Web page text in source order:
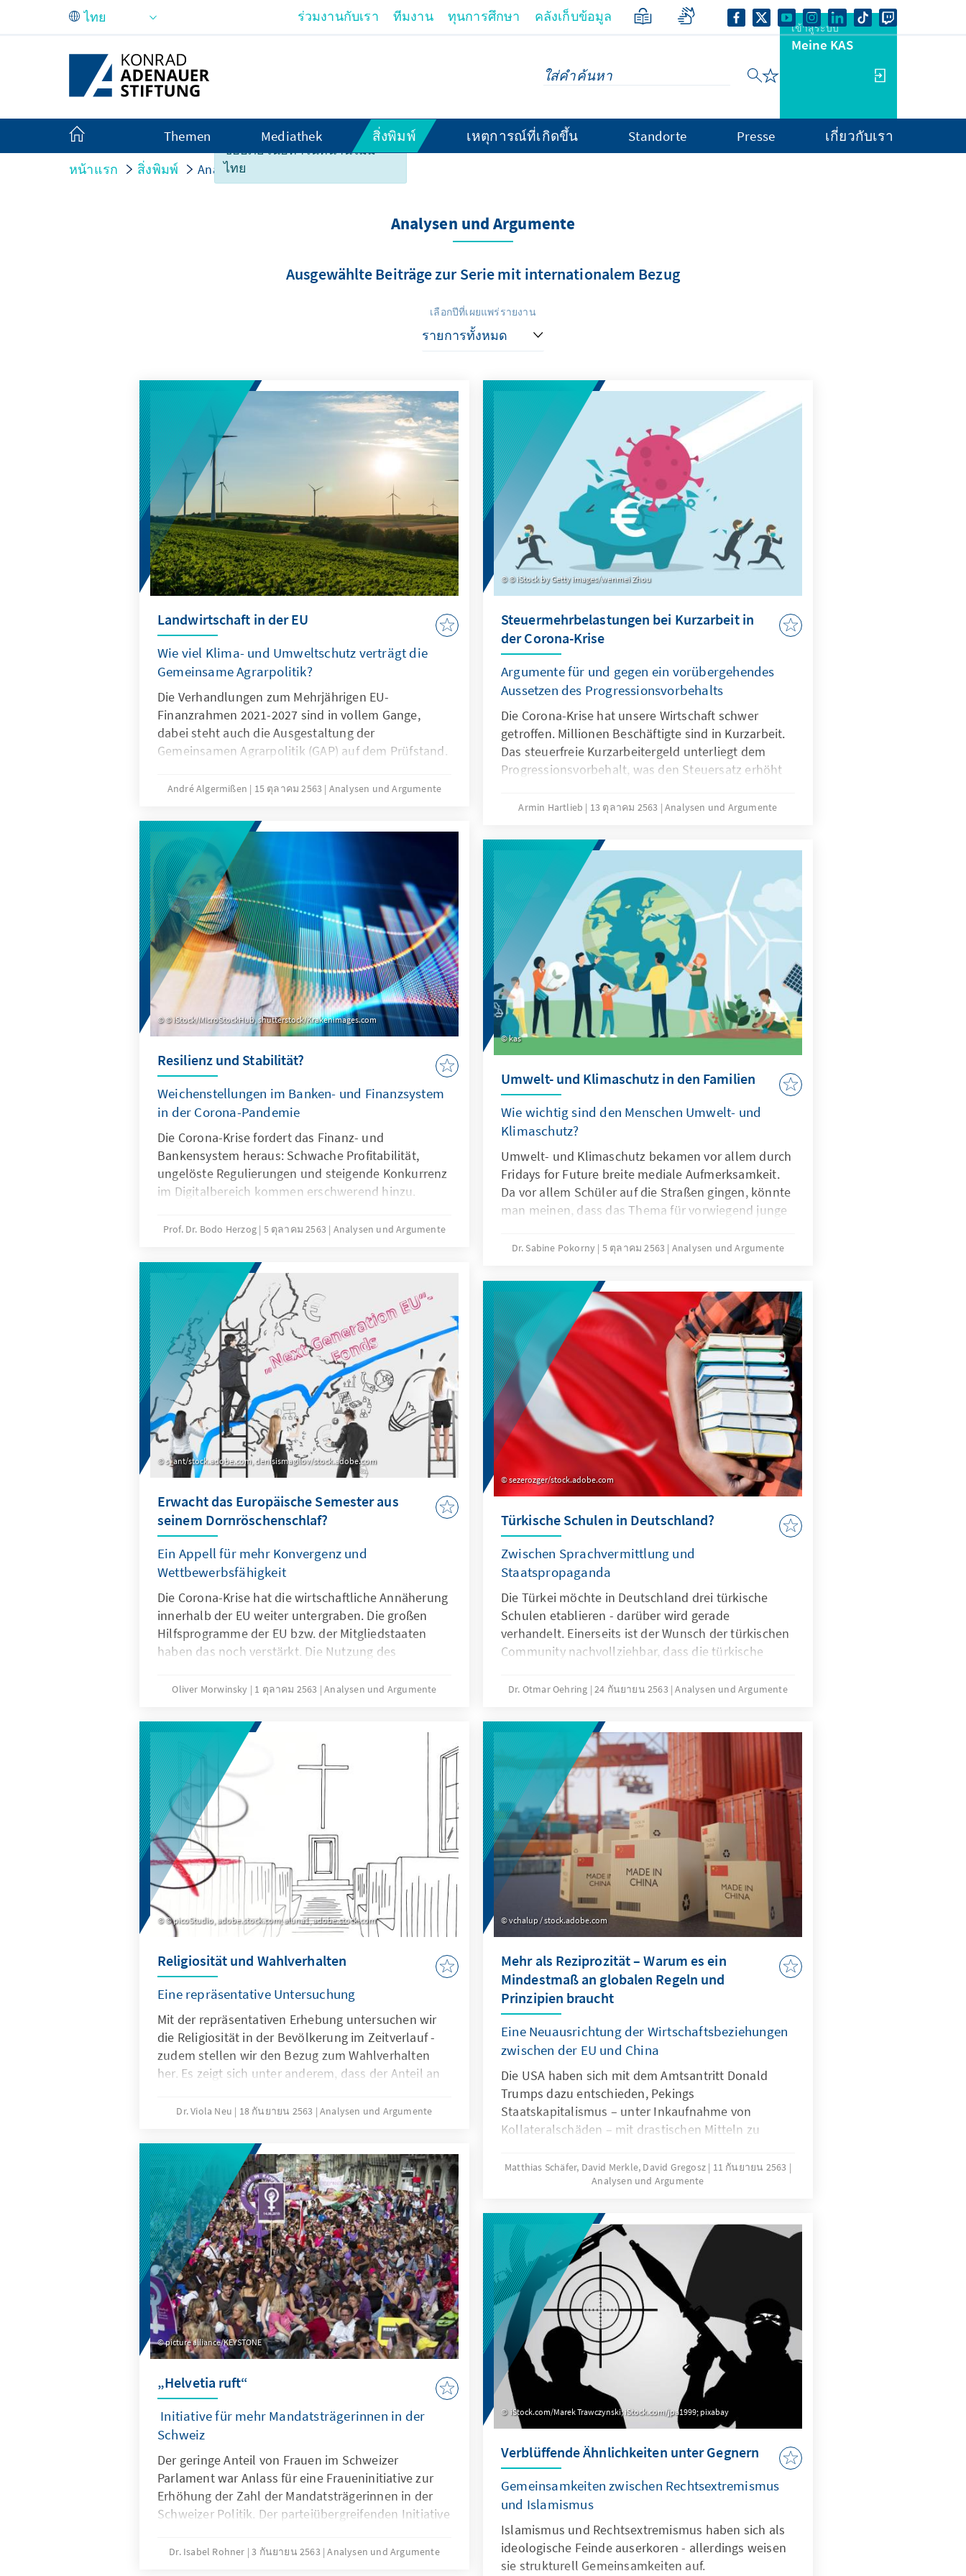
Skip to Main Content
ขออภัย เนื้อหาในหน้านี้ไม่มี
ไทย
ร่วมงานกับเรา ทีมงาน ทุนการศึกษา คลังเก็บข้อมูล
เข้าสู่ระบบ
Meine KAS
Themen Mediathek สิ่งพิมพ์ เหตุการณ์ที่เกิดขึ้น Standorte Presse เกี่ยวกับเรา
หน้าแรก สิ่งพิมพ์ Analysen und Argumente
Analysen und Argumente
Ausgewählte Beiträge zur Serie mit internationalem Bezug
เลือกปีที่เผยแพร่รายงาน
Landwirtschaft in der EU
Wie viel Klima- und Umweltschutz verträgt die
Gemeinsame Agrarpolitik?
Die Verhandlungen zum Mehrjährigen EU-
Finanzrahmen 2021-2027 sind in vollem Gange,
dabei steht auch die Ausgestaltung der
Gemeinsamen Agrarpolitik (GAP) auf dem Prüfstand.
Budgets ist eine Einigung in den nächsten Wochen
reformierten GAP nicht wie geplant 2021, sondern
voraussichtlich erst 2023 erfolgen. Unser Analysen &
Argumente geht auf die Konfliktlinien ein.
André Algermißen 15 ตุลาคม 2563 Analysen und Argumente
© iStock by Getty images/wenmei Zhou
Steuermehrbelastungen bei Kurzarbeit in
der Corona-Krise
Argumente für und gegen ein vorübergehendes
Aussetzen des Progressionsvorbehalts
Die Corona-Krise hat unsere Wirtschaft schwer
getroffen. Millionen Beschäftigte sind in Kurzarbeit.
Das steuerfreie Kurzarbeitergeld unterliegt dem
Progressionsvorbehalt, was den Steuersatz erhöht
überlegt die Politik, ihn vorübergehend dieses Jahr
Gründe für und gegen ein vorübergehendes
Aussetzen des Progressionsvorbehalts und bewertet
diese. Außerdem wird ein Reformvorschlag
beleuchtet.
Armin Hartlieb 13 ตุลาคม 2563 Analysen und Argumente
© iStock/MicroStockHub, shutterstock/Krakenimages.com
Resilienz und Stabilität?
Weichenstellungen im Banken- und Finanzsystem
in der Corona-Pandemie
Die Corona-Krise fordert das Finanz- und
Bankensystem heraus: Schwache Profitabilität,
ungelöste Regulierungen und steigende Konkurrenz
im Digitalbereich kommen erschwerend hinzu.
Finanzsystem heute deutlich resilienter. Allerdings
Eigenkapitalrücklagen und Finanzaufsicht. Unser
Analysen & Argumente geht auf die schwierige Lage
ein und zeigt Handlungsempfehlungen auf, die
unbedingt eingeleitet werden sollten.
Prof. Dr. Bodo Herzog 5 ตุลาคม 2563 Analysen und Argumente
kas
Umwelt- und Klimaschutz in den Familien
Wie wichtig sind den Menschen Umwelt- und
Klimaschutz?
Umwelt- und Klimaschutz bekamen vor allem durch
Fridays for Future breite mediale Aufmerksamkeit.
Da vor allem Schüler auf die Straßen gingen, könnte
man meinen, dass das Thema für vorwiegend junge
unter anderem: Die Bedeutung des Themas steigt
Umwelt- und Klimaschutz den über 65-Jährigen.
Weitere Ergebnisse finden Sie in unserem
Argumente & Analysen.
Dr. Sabine Pokorny 5 ตุลาคม 2563 Analysen und Argumente
s_ant/stock.adobe.com, denisismagilov/stock.adobe.com
Erwacht das Europäische Semester aus
seinem Dornröschenschlaf?
Ein Appell für mehr Konvergenz und
Wettbewerbsfähigkeit
Die Corona-Krise hat die wirtschaftliche Annäherung
innerhalb der EU weiter untergraben. Die großen
Hilfsprogramme der EU bzw. der Mitgliedstaaten
haben das noch verstärkt. Die Nutzung des
Großteils der Mittel aus dem „Next Generation EU“-
Präzisierungen. Unser Analysen & Argumente zeigt
auf, worauf es jetzt ankommt.
Oliver Morwinsky 1 ตุลาคม 2563 Analysen und Argumente
sezerozger/stock.adobe.com
Türkische Schulen in Deutschland?
Zwischen Sprachvermittlung und
Staatspropaganda
Die Türkei möchte in Deutschland drei türkische
Schulen etablieren - darüber wird gerade
verhandelt. Einerseits ist der Wunsch der türkischen
Community nachvollziehbar, dass die türkische
wird. Andererseits ist fraglich, ob die Gründung
ist. Unser Analysen & Argumente geht auf die
aktuelle Situation und die Problematik näher ein.
Dr. Otmar Oehring 24 กันยายน 2563 Analysen und Argumente
© picoStudio, adobe.stock.com; aluna1, adobe.stock.com
Religiosität und Wahlverhalten
Eine repräsentative Untersuchung
Mit der repräsentativen Erhebung untersuchen wir
die Religiosität in der Bevölkerung im Zeitverlauf -
zudem stellen wir den Bezug zum Wahlverhalten
her. Es zeigt sich unter anderem, dass der Anteil an
Dr. Viola Neu 18 กันยายน 2563 Analysen und Argumente
vchalup / stock.adobe.com
Mehr als Reziprozität – Warum es ein
Mindestmaß an globalen Regeln und
Prinzipien braucht
Eine Neuausrichtung der Wirtschaftsbeziehungen
zwischen der EU und China
Die USA haben sich mit dem Amtsantritt Donald
Trumps dazu entschieden, Pekings
Staatskapitalismus – unter Inkaufnahme von
Kollateralschäden – mit drastischen Mitteln zu
eigenen Stärken eine andere Strategie wählen, die
von den Maximen Regeltreu, Robust und Kohärent
einer notwendigen europäischen Strategie leisten
und die Frage reflektieren, wie zukünftig mit China
umgegangen werden sollte.
Matthias Schäfer, David Merkle, David Gregosz
11 กันยายน 2563
Analysen und Argumente
picture alliance/KEYSTONE
„Helvetia ruft“
Initiative für mehr Mandatsträgerinnen in der
Schweiz
Der geringe Anteil von Frauen im Schweizer
Parlament war Anlass für eine Fraueninitiative zur
Erhöhung der Zahl der Mandatsträgerinnen in der
Schweizer Politik. Der parteiübergreifenden Initiative
32 Prozent auf 42 Prozent bei der letzten
Dr. Isabel Rohner 3 กันยายน 2563 Analysen und Argumente
iStock.com/Marek Trawczynski; iStock.com/jpa1999; pixabay
Verblüffende Ähnlichkeiten unter Gegnern
Gemeinsamkeiten zwischen Rechtsextremismus
und Islamismus
Islamismus und Rechtsextremismus haben sich als
ideologische Feinde auserkoren - allerdings weisen
sie strukturell Gemeinsamkeiten auf.